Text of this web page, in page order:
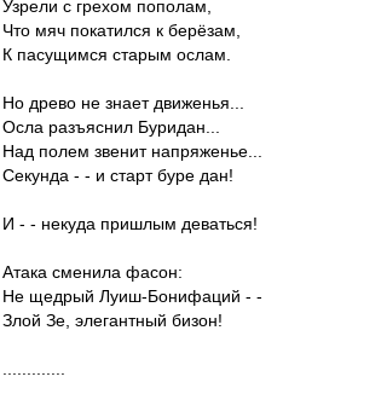
Узрели с грехом пополам,
Что мяч покатился к берёзам,
К пасущимся старым ослам.
Но древо не знает движенья...
Осла разъяснил Буридан...
Над полем звенит напряженье...
Секунда - - и старт буре дан!
И - - некуда пришлым деваться!
Атака сменила фасон:
Не щедрый Луиш-Бонифаций - -
Злой Зе, элегантный бизон!